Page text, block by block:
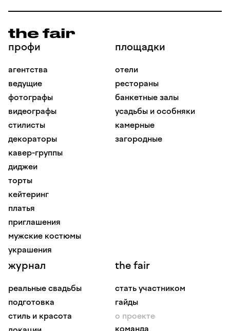
профи
агентства
ведущие
фотографы
видеографы
стилисты
декораторы
кавер-группы
диджеи
торты
кейтеринг
платья
приглашения
мужские костюмы
украшения
площадки
отели
рестораны
банкетные залы
усадьбы и особняки
камерные
загородные
журнал
реальные свадьбы
подготовка
стиль и красота
the fair
стать участником
гайды
о проекте
команда